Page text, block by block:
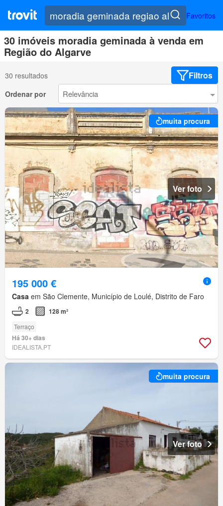
Favoritos
30 imóveis moradia geminada à venda em
Região do Algarve
30 resultados Filtros
Ordenar por
muita procura
Ver foto
195 000 €
Casa em São Clemente, Município de Loulé, Distrito de Faro
2 128 m²
Terraço
Há 30+ dias
IDEALISTA.PT
muita procura
Ver foto